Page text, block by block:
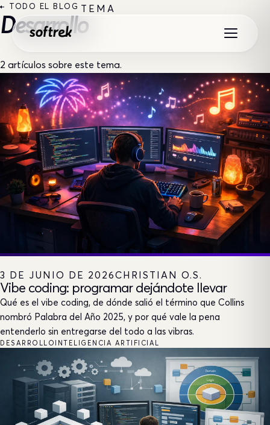
Saltar al contenido
← TODO EL BLOG TEMA
Desarrollo
2 artículos sobre este tema.
3 DE JUNIO DE 2026CHRISTIAN O.S.
Vibe coding: programar dejándote llevar
Qué es el vibe coding, de dónde salió el término que Collins
nombró Palabra del Año 2025, y por qué vale la pena
entenderlo sin entregarse del todo a las vibras.
DESARROLLO INTELIGENCIA ARTIFICIAL